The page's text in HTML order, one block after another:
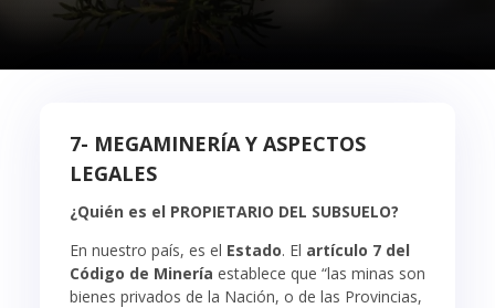
7- MEGAMINERÍA Y ASPECTOS
LEGALES
¿Quién es el PROPIETARIO DEL SUBSUELO?
En nuestro país, es el Estado. El artículo 7 del
Código de Minería establece que “las minas son
bienes privados de la Nación, o de las Provincias,